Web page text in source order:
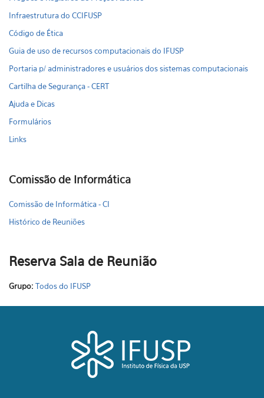
Infraestrutura do CCIFUSP
Código de Ética
Guia de uso de recursos computacionais do IFUSP
Portaria p/ administradores e usuários dos sistemas computacionais
Cartilha de Segurança - CERT
Ajuda e Dicas
Formulários
Links
Comissão de Informática
Comissão de Informática - CI
Histórico de Reuniões
Reserva Sala de Reunião
Grupo: Todos do IFUSP